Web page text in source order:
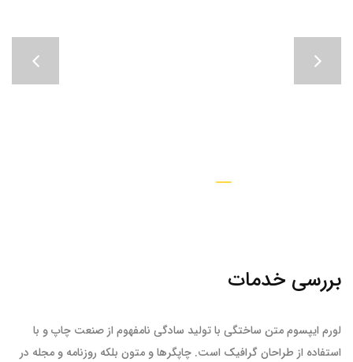
بررسی خدمات
لورم ایپسوم متن ساختگی با تولید سادگی نامفهوم از صنعت چاپ و با
استفاده از طراحان گرافیک است. چاپگرها و متون بلکه روزنامه و مجله در